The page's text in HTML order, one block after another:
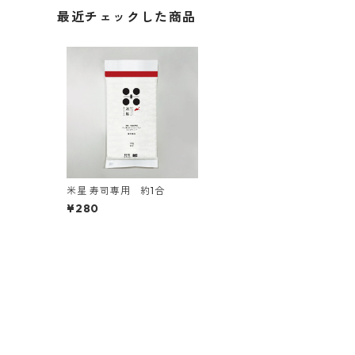
最近チェックした商品
米星 寿司専用 約1合
¥280